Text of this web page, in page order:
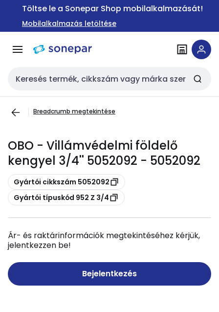
Ugrás a
Ugrás a
tartalomra
Töltse le a Sonepar Shop mobilalkalmazását!
Mobilalkalmazás letöltése
Keresési bemenet
Breadcrumb megtekintése
OBO - Villámvédelmi földelő
kengyel 3/4'' 5052092 - 5052092
Másolás
Gyártói cikkszám 5052092
Másolás
Gyártói típuskód 952 Z 3/4
Ár- és raktárinformációk megtekintéséhez kérjük,
jelentkezzen be!
Bejelentkezés